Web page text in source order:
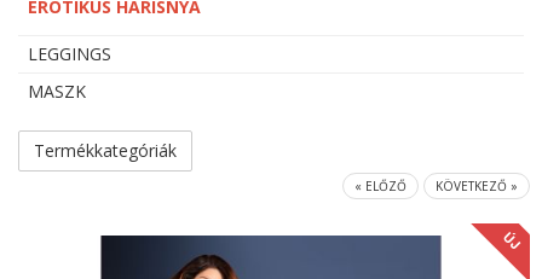
EROTIKUS HARISNYA
LEGGINGS
MASZK
Termékkategóriák
« ELŐZŐ KÖVETKEZŐ »
ÚJ